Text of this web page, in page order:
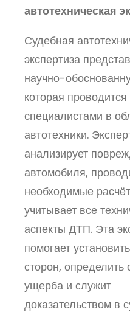
автотехническая
Судебная
экспертиза
научно-
которая проводится
специалистами в
автотехники.
анализирует
автомобиля,
необходимые
учитывает все
аспекты ДТП. Эта
помогает
сторон, определить
ущерба и служит
доказательством в